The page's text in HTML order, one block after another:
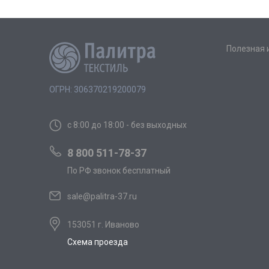
ОГРН: 306370219200079
с 8:00 до 18:00 - без выходных
8 800 511-78-37
По РФ звонок бесплатный
sale@palitra-37.ru
153051 г. Иваново
Схема проезда
Полезная